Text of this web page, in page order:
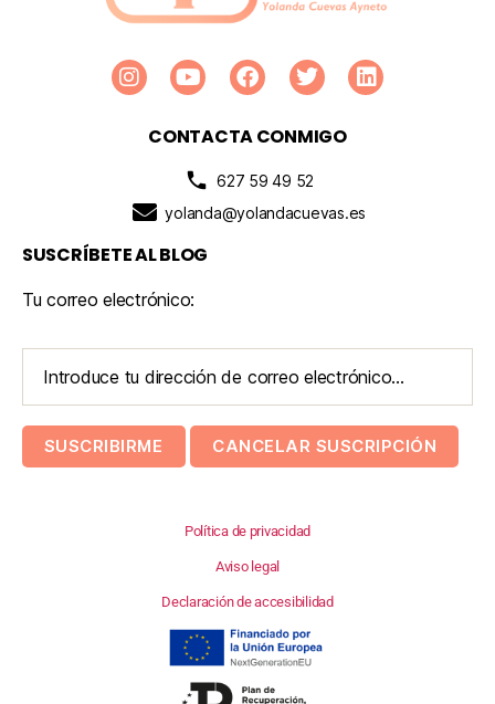
CONTACTA CONMIGO
627 59 49 52
yolanda@yolandacuevas.es
SUSCRÍBETE AL BLOG
Tu correo electrónico:
Política de privacidad
Aviso legal
Declaración de accesibilidad